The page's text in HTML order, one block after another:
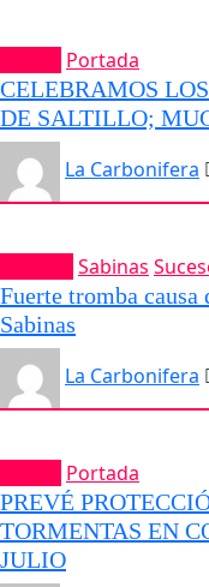
Portada
CELEBRAMOS
DE SALTILLO;
La Carbonifera
Sabinas
Fuerte tromba causa
Sabinas
La Carbonifera
Portada
PREVÉ
TORMENTAS EN
JULIO